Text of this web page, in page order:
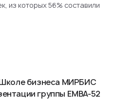
из которых 56% составили
бизнеса МИРБИС
группы EMBA-52